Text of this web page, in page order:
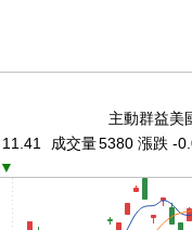
主動群益美
11.41 成交量5380 漲跌 -
▼